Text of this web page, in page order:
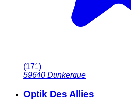
(171)
59640 Dunkerque
Optik Des Allies